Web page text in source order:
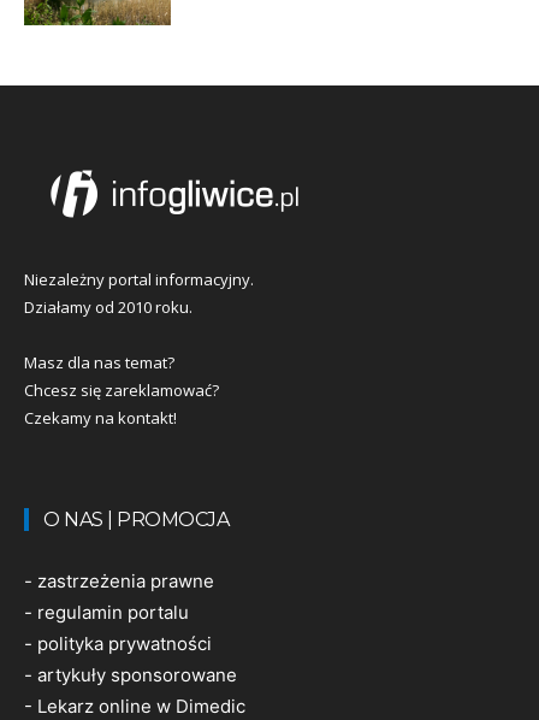
Niezależny portal informacyjny.
Działamy od 2010 roku.
Masz dla nas temat?
Chcesz się zareklamować?
Czekamy na kontakt!
O NAS | PROMOCJA
- zastrzeżenia prawne
- regulamin portalu
- polityka prywatności
- artykuły sponsorowane
- Lekarz online w Dimedic